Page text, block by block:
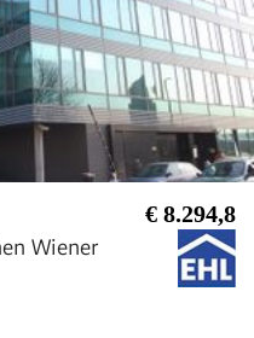
€ 8.294,8
Wiener